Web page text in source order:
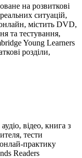
на розвиткові
ситуацій,
містить DVD,
та тестування,
Young Learners
розділи,
відео, книга з
тести
практику
Readers